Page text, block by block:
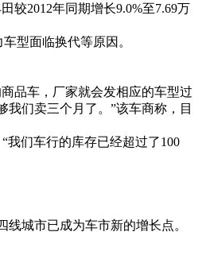
较2012年同期增长9.0%至7.69万
型面临换代等原因。
品车，厂家就会发相应的车型过
们卖三个月了。”该车商称，目
们车行的库存已经超过了100
城市已成为车市新的增长点。